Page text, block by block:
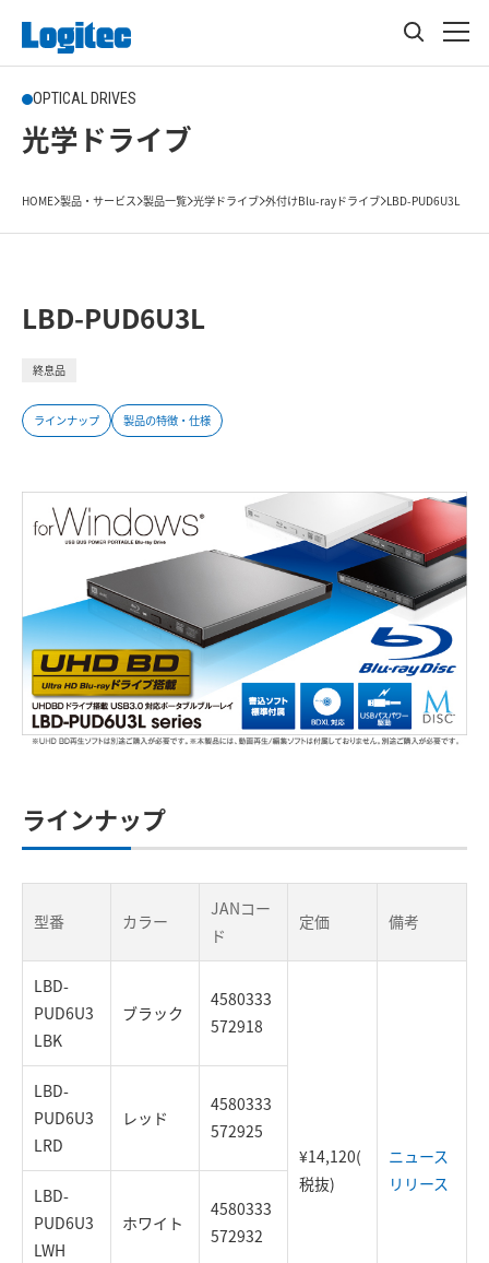
OPTICAL DRIVES
光学ドライブ
HOME 製品・サービス 製品一覧 光学ドライブ 外付けBlu-rayドライブ LBD-PUD6U3L
LBD-PUD6U3L
終息品
ラインナップ 製品の特徴・仕様
ラインナップ
型番 カラー
JANコー
ド
定価 備考
LBD-
PUD6U3
LBK
ブラック
4580333
572918
¥14,120(
税抜)
ニュース
リリース
LBD-
PUD6U3
LRD
レッド
4580333
572925
LBD-
PUD6U3
LWH
ホワイト
4580333
572932